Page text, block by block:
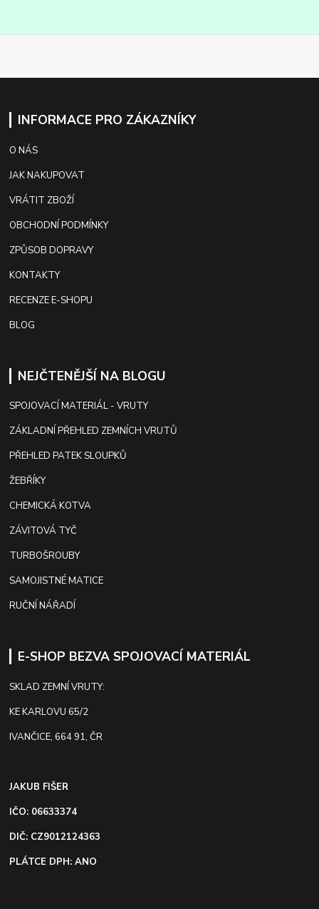
INFORMACE PRO ZÁKAZNÍKY
O NÁS
JAK NAKUPOVAT
VRÁTIT ZBOŽÍ
OBCHODNÍ PODMÍNKY
ZPŮSOB DOPRAVY
KONTAKTY
RECENZE E-SHOPU
BLOG
NEJČTENĚJŠÍ NA BLOGU
SPOJOVACÍ MATERIÁL - VRUTY
ZÁKLADNÍ PŘEHLED ZEMNÍCH VRUTŮ
PŘEHLED PATEK SLOUPKŮ
ŽEBŘÍKY
CHEMICKÁ KOTVA
ZÁVITOVÁ TYČ
TURBOŠROUBY
SAMOJISTNÉ MATICE
RUČNÍ NÁŘADÍ
E-SHOP BEZVA SPOJOVACÍ MATERIÁL
SKLAD ZEMNÍ VRUTY:
KE KARLOVU 65/2
IVANČICE, 664 91, ČR
JAKUB FIŠER
IČO: 06633374
DIČ: CZ9012124363
PLÁTCE DPH: ANO